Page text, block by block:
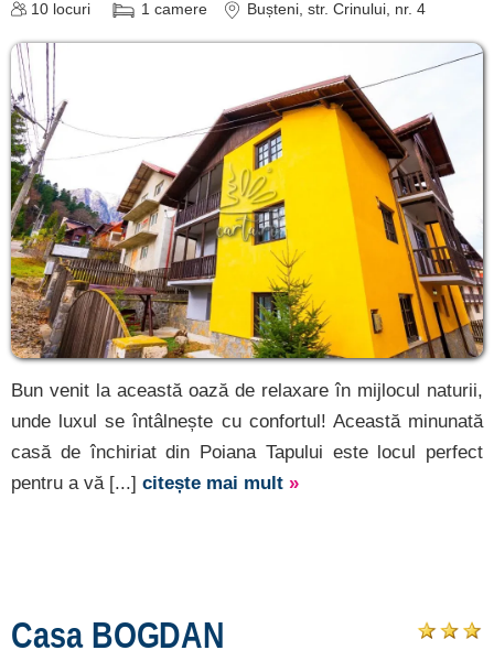
10 locuri 1 camere Bușteni, str. Crinului, nr. 4
Bun venit la această oază de relaxare în mijlocul naturii,
unde luxul se întâlnește cu confortul! Această minunată
casă de închiriat din Poiana Tapului este locul perfect
pentru a vă [...] citește mai mult »
Casa BOGDAN